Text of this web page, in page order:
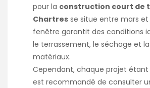
pour la construction court de
Chartres se situe entre mars
fenêtre garantit des conditions
le terrassement, le séchage et
matériaux.
Cependant, chaque projet étant
est recommandé de consulter